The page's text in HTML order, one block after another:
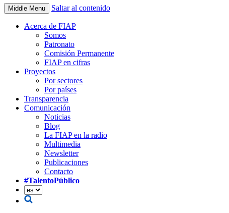
Middle Menu Saltar al contenido
Acerca de FIAP
Somos
Patronato
Comisión Permanente
FIAP en cifras
Proyectos
Por sectores
Por países
Transparencia
Comunicación
Noticias
Blog
La FIAP en la radio
Multimedia
Newsletter
Publicaciones
Contacto
#TalentoPúblico